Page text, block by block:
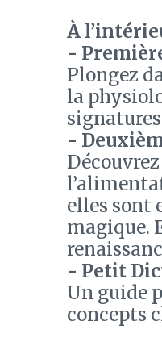
À
-
Plongez
la
-
elles sont
magique.
- Petit
Un guide
concepts